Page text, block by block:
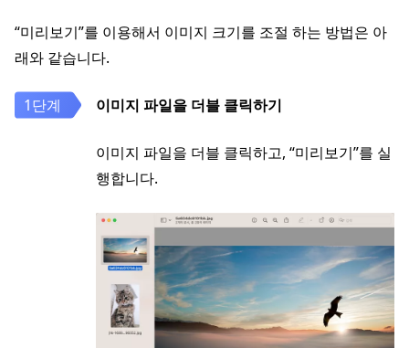
“미리보기”를 이용해서 이미지 크기를 조절 하는 방법은 아
래와 같습니다.
이미지 파일을 더블 클릭하기
이미지 파일을 더블 클릭하고, “미리보기”를 실
행합니다.